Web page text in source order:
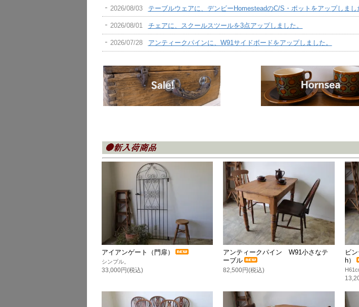
2026/08/03 テーブルウェアに、デンビーHomesteadのC/S・ポットをアップしまし
2026/08/01 チェアに、スクールスツールを3点アップしました。
2026/07/28 アンティークパインに、W91サイドボードをアップしました。
アイアンゲート（門扉）
シンプル。
33,000円(税込)
アンティークパイン W91小さなテ
ーブル
82,500円(税込)
ビ
h）